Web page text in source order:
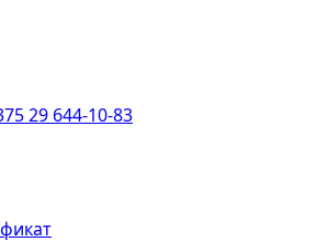
29 644-10-83